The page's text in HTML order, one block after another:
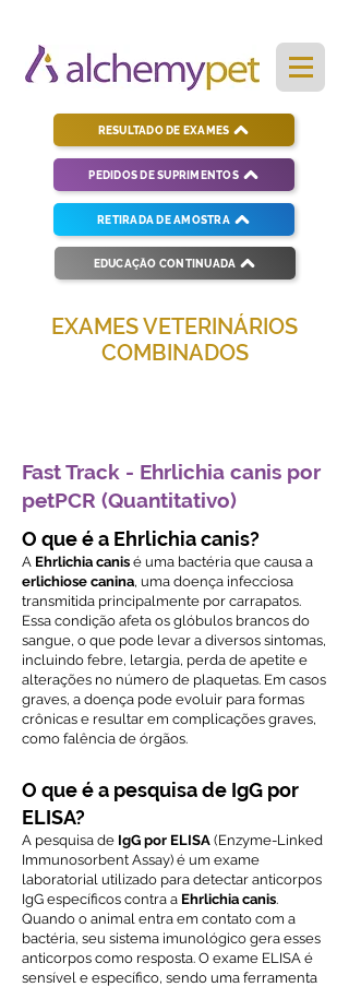
PEDIDOS DE SUPRIMENTOS
RESULTADO DE EXAMES
RETIRADA DE AMOSTRA
EDUCAÇÃO CONTINUADA
EXAMES VETERINÁRIOS
COMBINADOS
Fast Track - Ehrlichia canis por
petPCR (Quantitativo)
O que é a Ehrlichia canis?
A Ehrlichia canis é uma bactéria que causa a
erlichiose canina, uma doença infecciosa
transmitida principalmente por carrapatos.
Essa condição afeta os glóbulos brancos do
sangue, o que pode levar a diversos sintomas,
incluindo febre, letargia, perda de apetite e
alterações no número de plaquetas. Em casos
graves, a doença pode evoluir para formas
crônicas e resultar em complicações graves,
como falência de órgãos.
O que é a pesquisa de IgG por
ELISA?
A pesquisa de IgG por ELISA (Enzyme-Linked
Immunosorbent Assay) é um exame
laboratorial utilizado para detectar anticorpos
IgG específicos contra a Ehrlichia canis.
Quando o animal entra em contato com a
bactéria, seu sistema imunológico gera esses
anticorpos como resposta. O exame ELISA é
sensível e específico, sendo uma ferramenta